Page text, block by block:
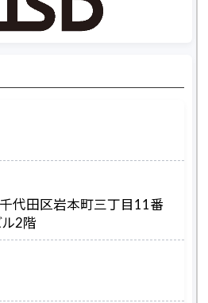
代田区岩本町三丁目11番
2階